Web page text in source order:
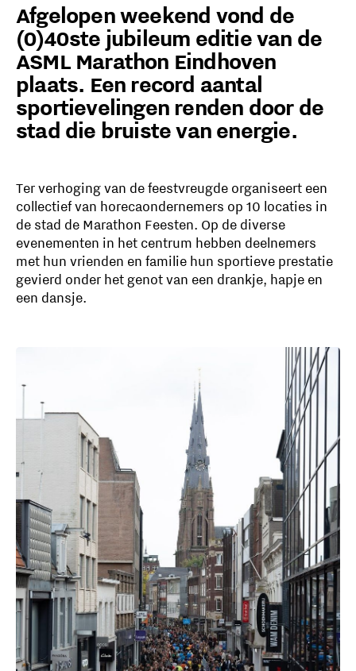
Afgelopen weekend vond de
(0)40ste jubileum editie van de
ASML Marathon Eindhoven
plaats. Een record aantal
sportievelingen renden door de
stad die bruiste van energie.
Ter verhoging van de feestvreugde organiseert een
collectief van horecaondernemers op 10 locaties in
de stad de Marathon Feesten. Op de diverse
evenementen in het centrum hebben deelnemers
met hun vrienden en familie hun sportieve prestatie
gevierd onder het genot van een drankje, hapje en
een dansje.